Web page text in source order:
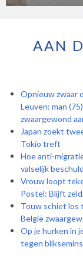
AAN
Opnieuw zwaar
Leuven: man
zwaargewond
Japan zoekt
Tokio treft
Hoe anti-
valselijk
Vrouw loopt
Postel: Blijft
Touw schiet los
België
Op je hurken in
tegen